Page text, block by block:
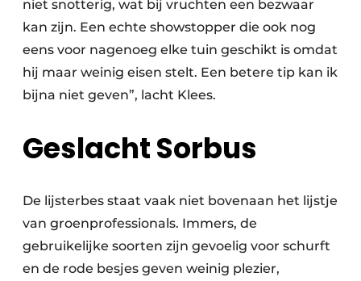
niet snotterig, wat bij vruchten een bezwaar
kan zijn. Een echte showstopper die ook nog
eens voor nagenoeg elke tuin geschikt is omdat
hij maar weinig eisen stelt. Een betere tip kan ik
bijna niet geven”, lacht Klees.
Geslacht Sorbus
De lijsterbes staat vaak niet bovenaan het lijstje
van groenprofessionals. Immers, de
gebruikelijke soorten zijn gevoelig voor schurft
en de rode besjes geven weinig plezier,